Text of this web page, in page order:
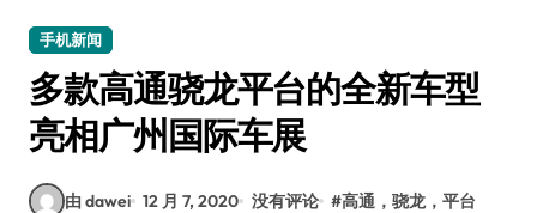
手机新闻
多款高通骁龙平台的全新车型
亮相广州国际车展
由 dawei 12 月 7, 2020 没有评论 #高通，骁龙，平台